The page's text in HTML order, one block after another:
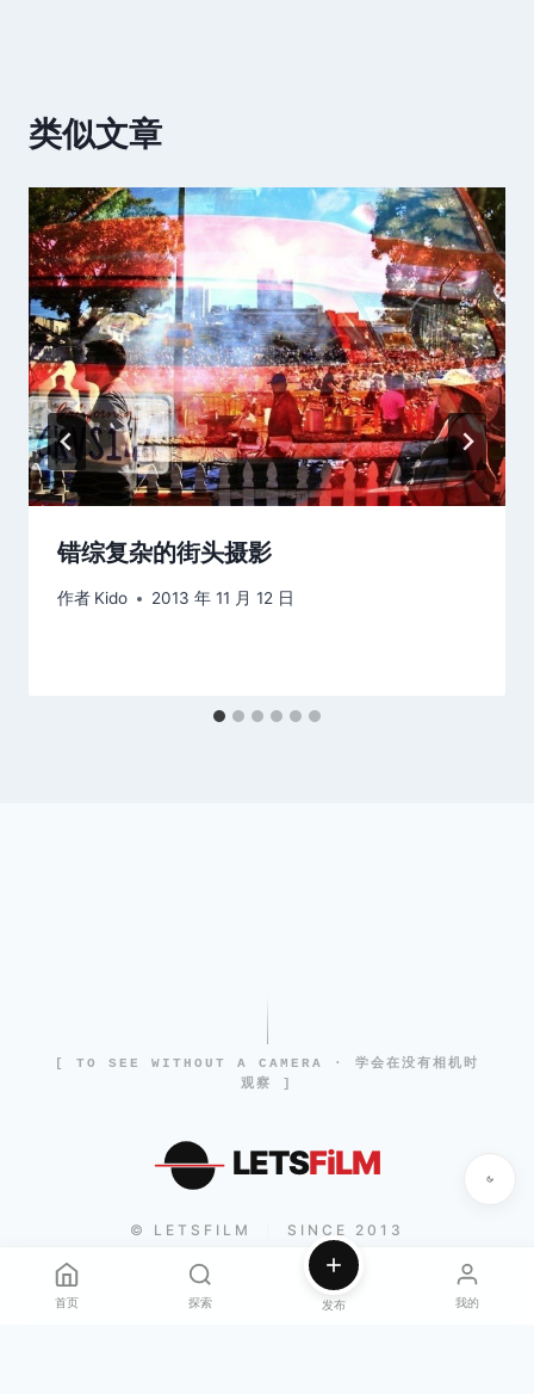
类似文章
错综复杂的街头摄影
作者 Kido 2013 年 11 月 12 日
[ TO SEE WITHOUT A CAMERA · 学会在没有相机时
观察 ]
LETSFiLM
© LETSFILM SINCE 2013
首页 探索 发布 我的